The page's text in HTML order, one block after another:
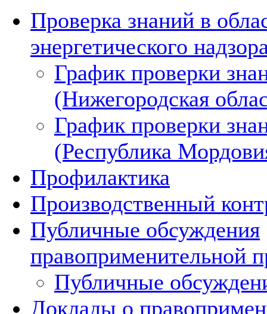
Проверка знаний в
энергетического
График проверки
(Нижегородская
График проверки
(Республика
Профилактика
Производственный
Публичные обсуждения
правоприменительной
Публичные
Доклады о